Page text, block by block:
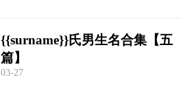
{{surname}}氏男生名合集【五
篇】
03-27